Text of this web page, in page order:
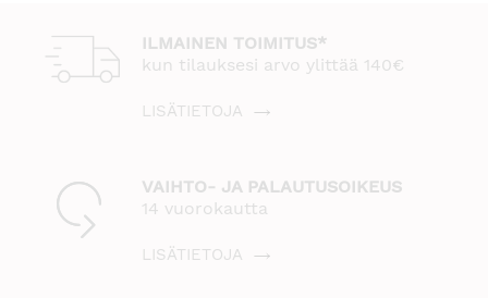
ILMAINEN TOIMITUS*
kun tilauksesi arvo ylittää 140€
LISÄTIETOJA
VAIHTO- JA PALAUTUSOIKEUS
14 vuorokautta
LISÄTIETOJA